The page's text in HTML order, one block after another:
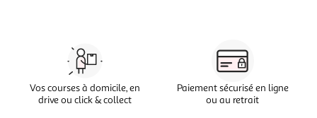
Vos courses à domicile, en
drive ou click & collect
Paiement sécurisé en ligne
ou au retrait